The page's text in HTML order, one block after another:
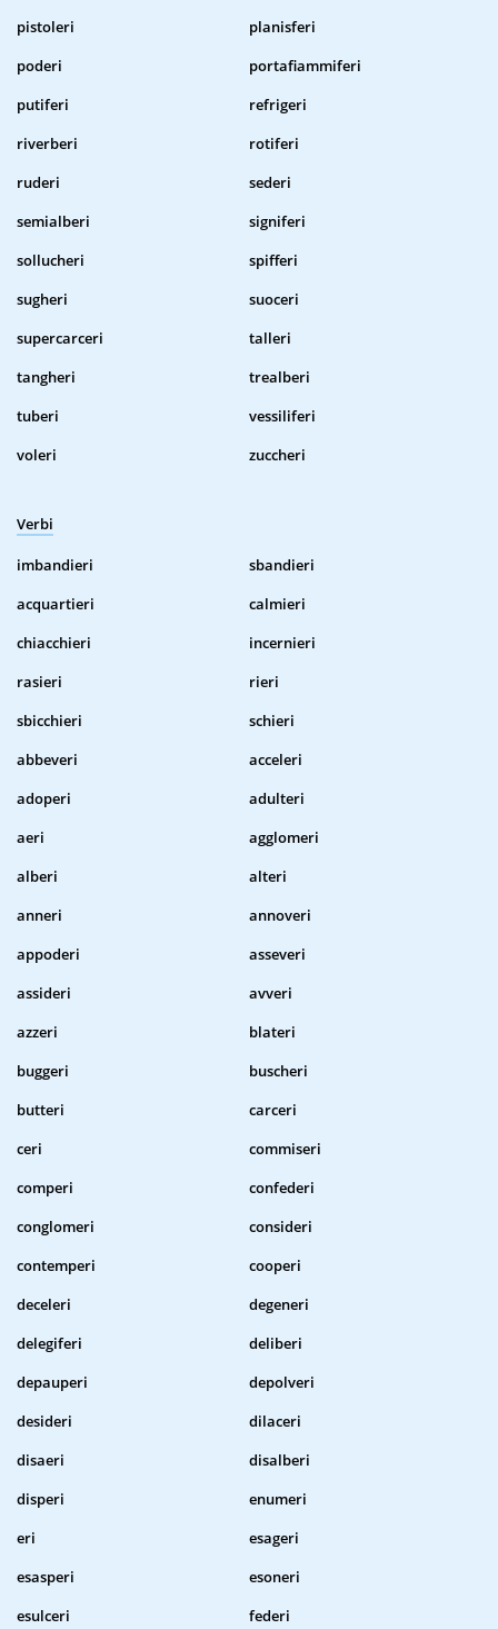
pistoleri
planisferi
poderi
portafiammiferi
putiferi
refrigeri
riverberi
rotiferi
ruderi
sederi
semialberi
signiferi
sollucheri
spifferi
sugheri
suoceri
supercarceri
talleri
tangheri
trealberi
tuberi
vessiliferi
voleri
zuccheri
Verbi
imbandieri
sbandieri
acquartieri
calmieri
chiacchieri
incernieri
rasieri
rieri
sbicchieri
schieri
abbeveri
acceleri
adoperi
adulteri
aeri
agglomeri
alberi
alteri
anneri
annoveri
appoderi
asseveri
assideri
avveri
azzeri
blateri
buggeri
buscheri
butteri
carceri
ceri
commiseri
comperi
confederi
conglomeri
consideri
contemperi
cooperi
deceleri
degeneri
delegiferi
deliberi
depauperi
depolveri
desideri
dilaceri
disaeri
disalberi
disperi
enumeri
eri
esageri
esasperi
esoneri
esulceri
federi